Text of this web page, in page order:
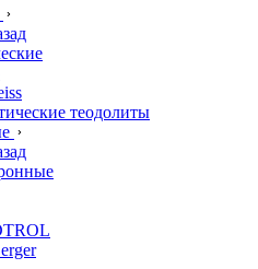
теодолиты